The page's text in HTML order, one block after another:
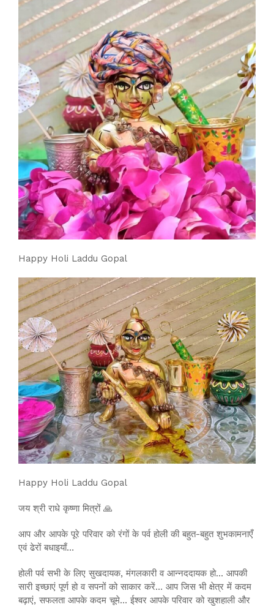
Happy Holi Laddu Gopal
Happy Holi Laddu Gopal
जय श्री राधे कृष्णा मित्रों 🙏
आप और आपके पूरे परिवार को रंगों के पर्व होली की बहुत-बहुत शुभकामनाएँ
एवं ढेरों बधाइयाँ…
होली पर्व सभी के लिए सुखदायक, मंगलकारी व आन्नददायक हो… आपकी
सारी इच्छाएं पूर्ण हो व सपनों को साकार करें… आप जिस भी क्षेत्र में कदम
बढ़ाएं, सफलता आपके कदम चूमे… ईश्वर आपके परिवार को खुशहाली और